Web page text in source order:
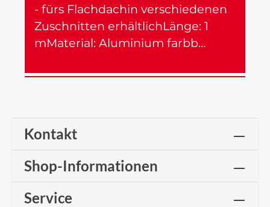
- fürs Flachdachin verschiedenen
Zuschnitten erhältlichLänge: 1
mMaterial: Aluminium farbb…
Kontakt
Shop-Informationen
Service